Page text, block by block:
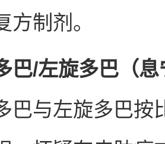
方制剂。
巴/左旋多巴（
巴与左旋多巴按